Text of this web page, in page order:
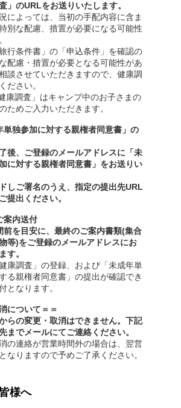
」のURLをお送りいたします。
によっては、当初の手配内容に含ま
別な配慮、措置が必要になる可能性
行条件書」の「申込条件」を確認の
配慮・措置が必要となる可能性があ
談させていただきますので、健康調
ださい。
康調査」はキャンプ中のお子さまの
ためご入力いただきます。
単独参加に対する親権者同意書」の
後、ご登録のメールアドレスに「未
に対する親権者同意書」をお送りい
しご署名のうえ、指定の提出先URL
提出ください。
案内送付
前を目安に、最終のご案内書類(集合
等)をご登録のメールアドレスにお
す。
康調査」の登録、および「未成年単
る親権者同意書」の提出が確認でき
となります。
について＝＝
らの変更・取消はできません。下記
までメールにてご連絡ください。
の連絡が営業時間外の場合は、翌営
なりますので予めご了承ください。
様へ